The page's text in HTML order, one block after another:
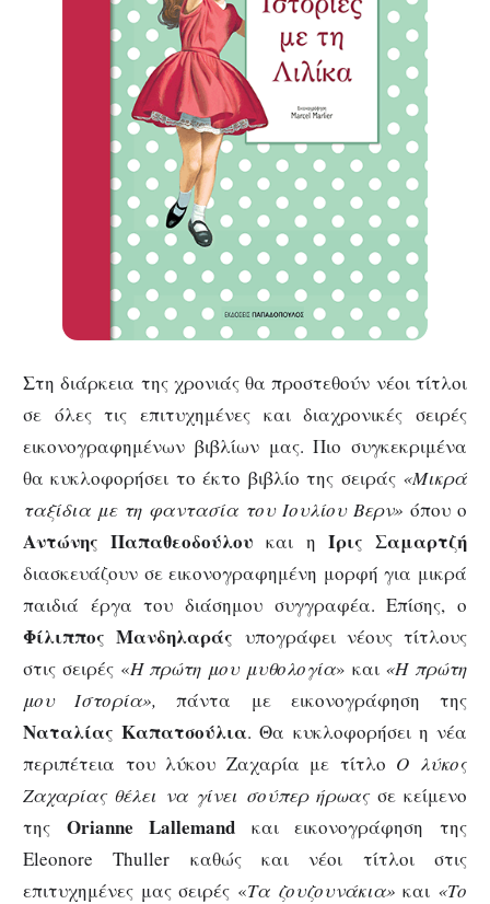
Στη διάρκεια της χρονιάς θα προστεθούν νέοι τίτλοι
σε όλες τις επιτυχημένες και διαχρονικές σειρές
εικονογραφημένων βιβλίων μας. Πιο συγκεκριμένα
θα κυκλοφορήσει το έκτο βιβλίο της σειράς «Μικρά
ταξίδια με τη φαντασία του Ιουλίου Βερν» όπου ο
Αντώνης Παπαθεοδούλου και η Ίρις Σαμαρτζή
διασκευάζουν σε εικονογραφημένη μορφή για μικρά
παιδιά έργα του διάσημου συγγραφέα. Επίσης, ο
Φίλιππος Μανδηλαράς υπογράφει νέους τίτλους
στις σειρές «Η πρώτη μου μυθολογία» και «Η πρώτη
μου Ιστορία», πάντα με εικονογράφηση της
Ναταλίας Καπατσούλια. Θα κυκλοφορήσει η νέα
περιπέτεια του λύκου Ζαχαρία με τίτλο Ο λύκος
Ζαχαρίας θέλει να γίνει σούπερ ήρωαςσε κείμενο
της Orianne Lallemand και εικονογράφηση της
Eleonore
Thuller καθώς και νέοι τίτλοι στις
επιτυχημένες μας σειρές «Τα ζουζουνάκια» και «Το